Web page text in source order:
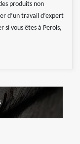
produits non
d’un travail d’expert
si vous êtes à Perols,